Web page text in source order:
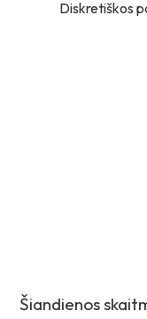
Diskretiškos
Šiandienos